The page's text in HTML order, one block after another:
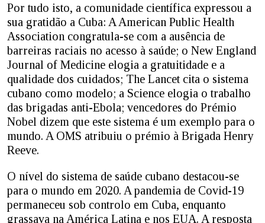
Por tudo isto, a comunidade científica expressou a
sua gratidão a Cuba: A American Public Health
Association congratula-se com a ausência de
barreiras raciais no acesso à saúde; o New England
Journal of Medicine elogia a gratuitidade e a
qualidade dos cuidados; The Lancet cita o sistema
cubano como modelo; a Science elogia o trabalho
das brigadas anti-Ebola; vencedores do Prémio
Nobel dizem que este sistema é um exemplo para o
mundo. A OMS atribuiu o prémio à Brigada Henry
Reeve.
O nível do sistema de saúde cubano destacou-se
para o mundo em 2020. A pandemia de Covid-19
permaneceu sob controlo em Cuba, enquanto
grassava na América Latina e nos EUA. A resposta